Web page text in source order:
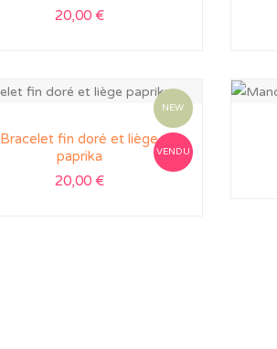
20,00 €
NEW
VENDU
Bracelet fin doré et liège
paprika
20,00 €